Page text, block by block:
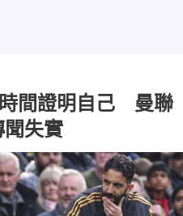
間證明自己 曼聯
失實